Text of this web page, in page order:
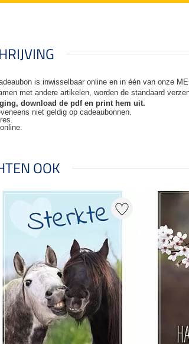
is inwisselbaar online en in één van onze
met andere artikelen, worden de standaard
download de pdf en print hem uit.
niet geldig op cadeaubonnen.
OOK